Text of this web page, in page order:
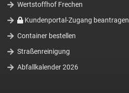
Wertstoffhof Frechen
Kundenportal-Zugang beantragen
Container bestellen
Straßenreinigung
Abfallkalender 2026